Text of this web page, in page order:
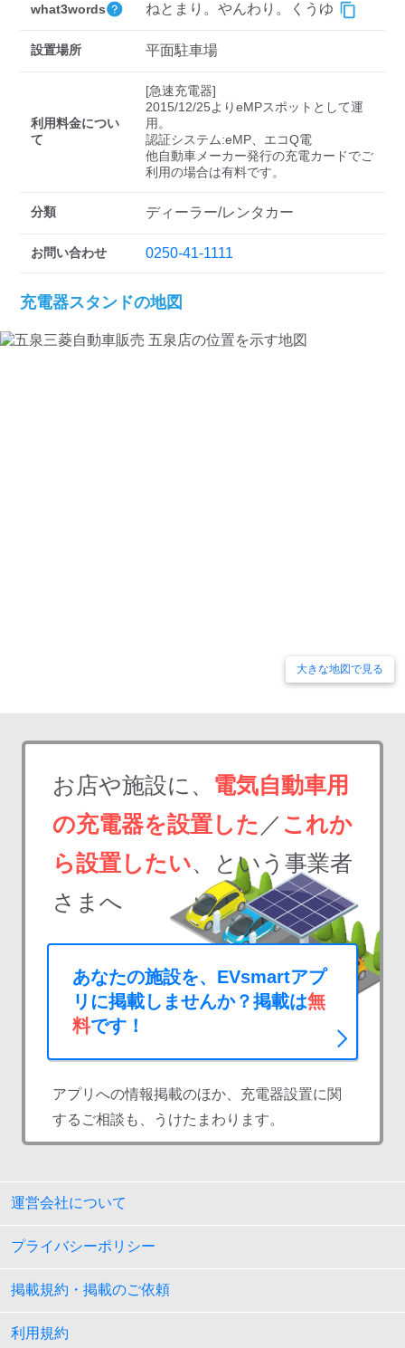
車種
検索する
what3words ねとまり。やんわり。くうゆ
設置場所 平面駐車場
利用料金につい
て
[急速充電器]
2015/12/25よりeMPスポットとして運
用。
認証システム:eMP、エコQ電
他自動車メーカー発行の充電カードでご
分類 ディーラー/レンタカー
お問い合わせ 0250-41-1111
充電器スタンドの地図
大きな地図で見る
お店や施設に、 電気自動車用
の充電器を設置した ／ これか
ら設置したい、という事業者
さまへ
あなたの施設を、EVsmartアプ
リに掲載しませんか？掲載は無
料です！
アプリへの情報掲載のほか、充電器設置に関
するご相談も、うけたまわります。
運営会社について
プライバシーポリシー
掲載規約・掲載のご依頼
利用規約